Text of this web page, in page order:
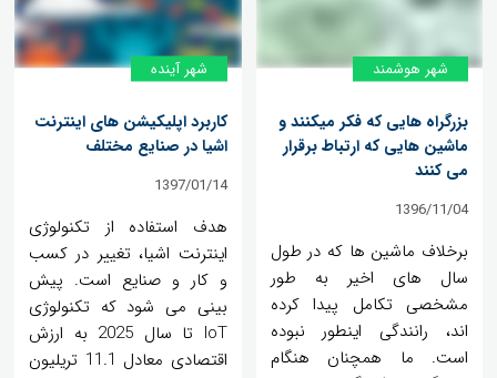
شهر هوشمند
بزرگراه هایی که فکر میکنند و
ماشین هایی که ارتباط برقرار
می کنند
1396/11/04
برخلاف ماشین ها که در طول
سال های اخیر به طور
مشخصی تکامل پیدا کرده
اند، رانندگی اینطور نبوده
است. ما همچنان هنگام
شهر آینده
کاربرد اپلیکیشن های اینترنت
اشیا در صنایع مختلف
1397/01/14
هدف استفاده از تکنولوژی
اینترنت اشیا، تغییر در کسب
و کار و صنایع است. پیش
بینی می شود که تکنولوژی
IoT تا سال 2025 به ارزش
اقتصادی معادل 11.1 تریلیون